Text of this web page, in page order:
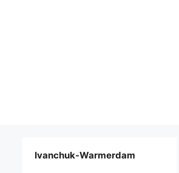
Ivanchuk-Warmerdam